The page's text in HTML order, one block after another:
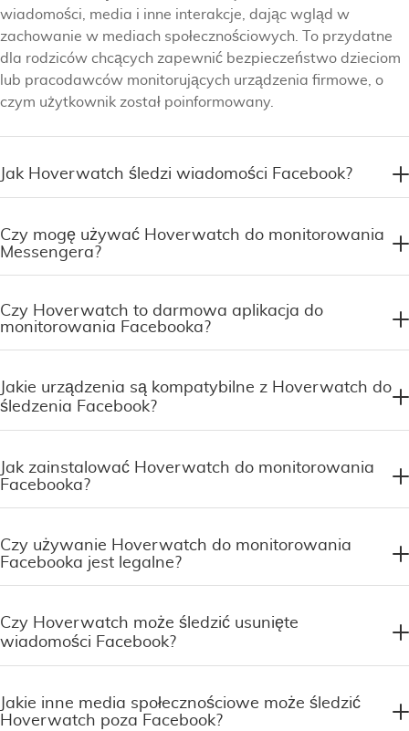
wiadomości, media i inne interakcje, dając wgląd w
zachowanie w mediach społecznościowych. To przydatne
dla rodziców chcących zapewnić bezpieczeństwo dzieciom
lub pracodawców monitorujących urządzenia firmowe, o
czym użytkownik został poinformowany.
Jak Hoverwatch śledzi wiadomości Facebook?
Czy mogę używać Hoverwatch do monitorowania
Messengera?
Czy Hoverwatch to darmowa aplikacja do
monitorowania Facebooka?
Jakie urządzenia są kompatybilne z Hoverwatch do
śledzenia Facebook?
Jak zainstalować Hoverwatch do monitorowania
Facebooka?
Czy używanie Hoverwatch do monitorowania
Facebooka jest legalne?
Czy Hoverwatch może śledzić usunięte
wiadomości Facebook?
Jakie inne media społecznościowe może śledzić
Hoverwatch poza Facebook?